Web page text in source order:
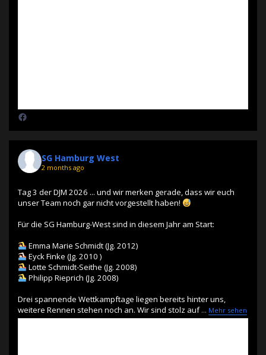
SG Hamburg West
2 months ago
Tag 3 der DJM 2026 ... und wir merken gerade, dass wir euch
unser Team noch gar nicht vorgestellt haben!
Für die SG Hamburg-West sind in diesem Jahr am Start:
Emma Marie Schmidt (Jg. 2012)
Eyck Finke (Jg. 2010 )
Lotte Schmidt-Seithe (Jg. 2008)
Philipp Rieprich (Jg. 2008)
Drei spannende Wettkampftage liegen bereits hinter uns,
weitere Rennen stehen noch an. Wir sind stolz auf ... Mehr sehen